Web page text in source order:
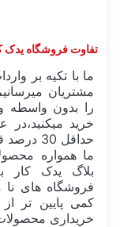
تفاوت فروشگاه یدک
ما با تکیه بر
مشتریان
را بدون واسطه
خرید
حداقل
ما همواره
بلاگ یدک کار
فروشگاه های
کمی پایین تر
خریداری محصولات